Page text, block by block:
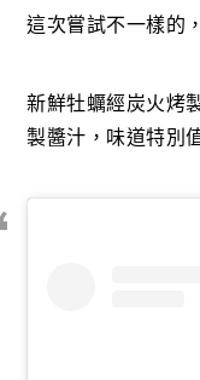
這次嘗試不一樣的
新鮮牡蠣經炭火烤
製醬汁，味道特別